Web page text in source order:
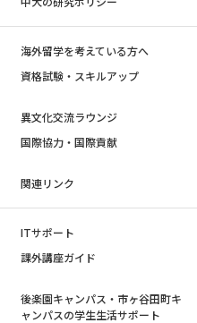
海外留学を考えている方へ
資格試験・スキルアップ
異文化交流ラウンジ
国際協力・国際貢献
関連リンク
ITサポート
課外講座ガイド
後楽園キャンパス・市ヶ谷田町キ
ャンパスの学生生活サポート